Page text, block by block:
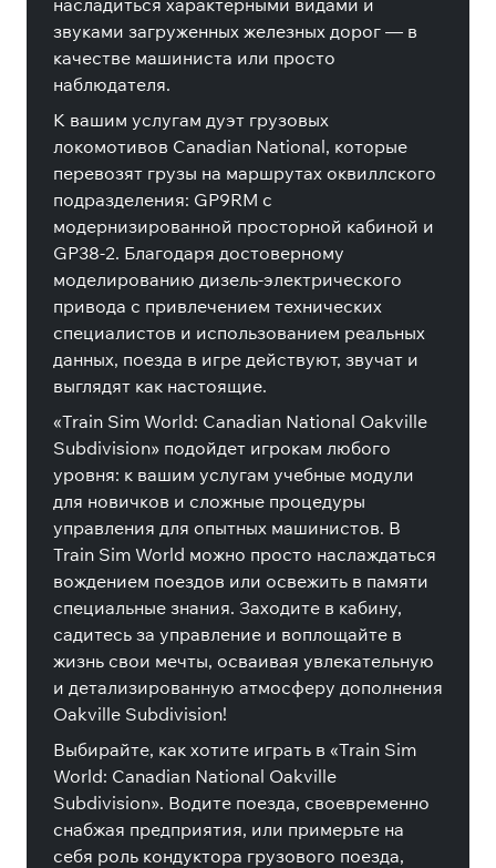
насладиться характерными видами и
звуками загруженных железных дорог — в
качестве машиниста или просто
наблюдателя.
К вашим услугам дуэт грузовых
локомотивов Canadian National, которые
перевозят грузы на маршрутах оквиллского
подразделения: GP9RM с
модернизированной просторной кабиной и
GP38-2. Благодаря достоверному
моделированию дизель-электрического
привода с привлечением технических
специалистов и использованием реальных
данных, поезда в игре действуют, звучат и
выглядят как настоящие.
«Train Sim World: Canadian National Oakville
Subdivision» подойдет игрокам любого
уровня: к вашим услугам учебные модули
для новичков и сложные процедуры
управления для опытных машинистов. В
Train Sim World можно просто наслаждаться
вождением поездов или освежить в памяти
специальные знания. Заходите в кабину,
садитесь за управление и воплощайте в
жизнь свои мечты, осваивая увлекательную
и детализированную атмосферу дополнения
Oakville Subdivision!
Выбирайте, как хотите играть в «Train Sim
World: Canadian National Oakville
Subdivision». Водите поезда, своевременно
снабжая предприятия, или примерьте на
себя роль кондуктора грузового поезда,